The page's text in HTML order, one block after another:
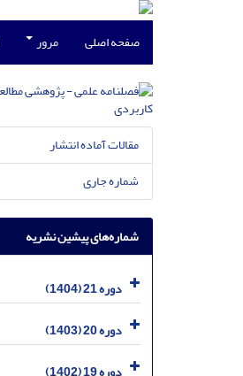
صفحه اصلی مرور
مقالات آماده انتشار
شماره جاری
شماره‌های پیشین نشریه
دوره 21 (1404)
دوره 20 (1403)